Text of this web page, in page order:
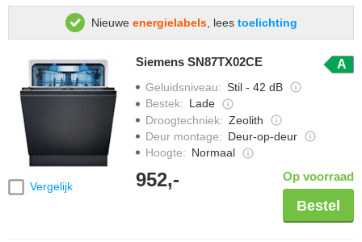
Nieuwe energielabels, lees toelichting
Vergelijk
Siemens SN87TX02CE A
Geluidsniveau: Stil - 42 dB
Bestek: Lade
Droogtechniek: Zeolith
Deur montage: Deur-op-deur
Hoogte: Normaal
952,- Op voorraad
Bestel